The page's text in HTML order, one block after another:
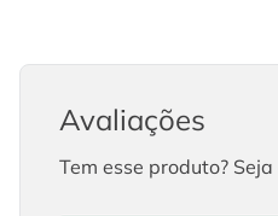
Avaliações
Tem esse produto?